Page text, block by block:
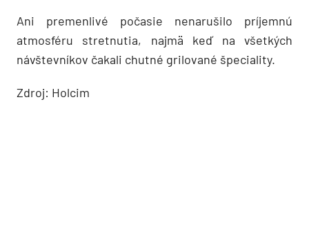
Ani premenlivé počasie nenarušilo príjemnú
atmosféru stretnutia, najmä keď na všetkých
návštevníkov čakali chutné grilované špeciality.
Zdroj: Holcim